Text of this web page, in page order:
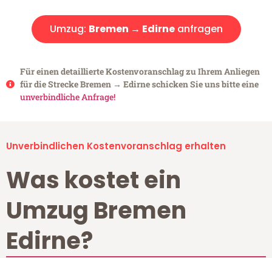
Umzug: Bremen → Edirneanfragen
Für einen detaillierte Kostenvoranschlag zu Ihrem Anliegen
für die Strecke Bremen → Edirne schicken Sie uns bitte eine
unverbindliche Anfrage!
Unverbindlichen Kostenvoranschlag erhalten
Was kostet ein
Umzug Bremen
Edirne?